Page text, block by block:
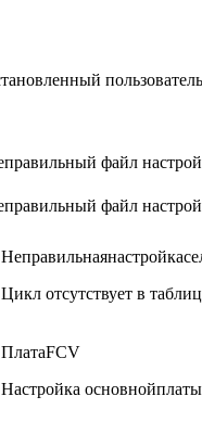
файл
файл
отсутствует в
основнойплаты